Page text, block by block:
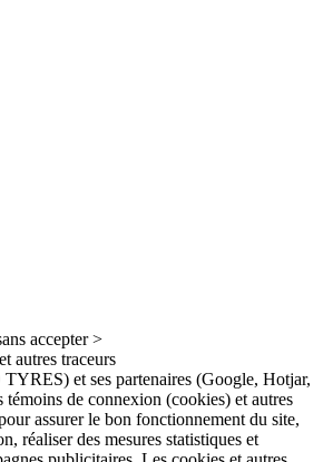
accepter >
autres traceurs
et ses partenaires (Google, Hotjar,
de connexion (cookies) et autres
assurer le bon fonctionnement du site,
réaliser des mesures statistiques et